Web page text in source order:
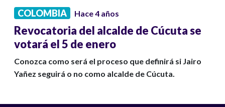
COLOMBIA Hace 4 años
Revocatoria del alcalde de Cúcuta se
votará el 5 de enero
Conozca como será el proceso que definirá si Jairo
Yañez seguirá o no como alcalde de Cúcuta.